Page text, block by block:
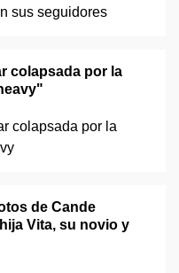
colapsada por la
de Cande
Vita, su novio y